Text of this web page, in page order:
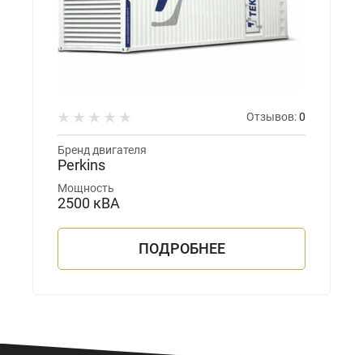
Отзывов:0
Бренд двигателя
Perkins
Мощность
2500 кВА
ПОДРОБНЕЕ